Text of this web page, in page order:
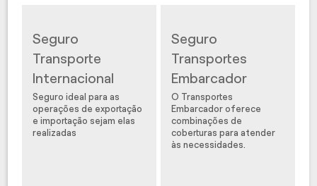
Seguro
Transporte
Internacional
Seguro ideal para as
operações de exportação
e importação sejam elas
realizadas
Seguro
Transportes
Embarcador
O Transportes
Embarcador oferece
combinações de
coberturas para atender
às necessidades.